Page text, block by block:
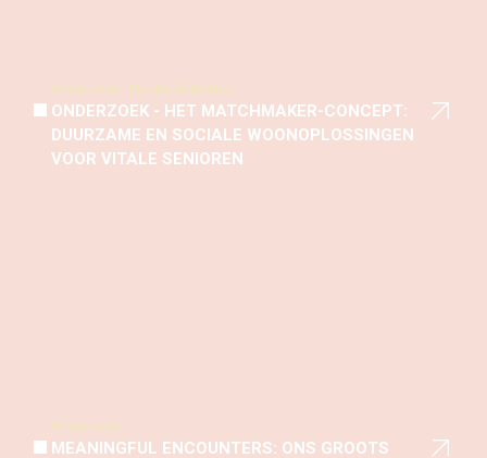
Onderzoek Houtarchitectuur
ONDERZOEK - HET MATCHMAKER-CONCEPT:
DUURZAME EN SOCIALE WOONOPLOSSINGEN
VOOR VITALE SENIOREN
Onderzoek
MEANINGFUL ENCOUNTERS: ONS GROOTS